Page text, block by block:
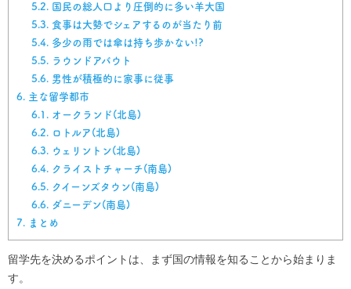
5.2. 国民の総人口より圧倒的に多い羊大国
5.3. 食事は大勢でシェアするのが当たり前
5.4. 多少の雨では傘は持ち歩かない!?
5.5. ラウンドアバウト
5.6. 男性が積極的に家事に従事
6. 主な留学都市
6.1. オークランド(北島)
6.2. ロトルア(北島)
6.3. ウェリントン(北島)
6.4. クライストチャーチ(南島)
6.5. クイーンズタウン(南島)
6.6. ダニーデン(南島)
7. まとめ
留学先を決めるポイントは、まず国の情報を知ることから始まりま
す。